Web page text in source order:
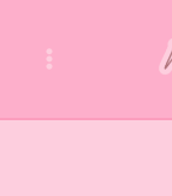
contenido